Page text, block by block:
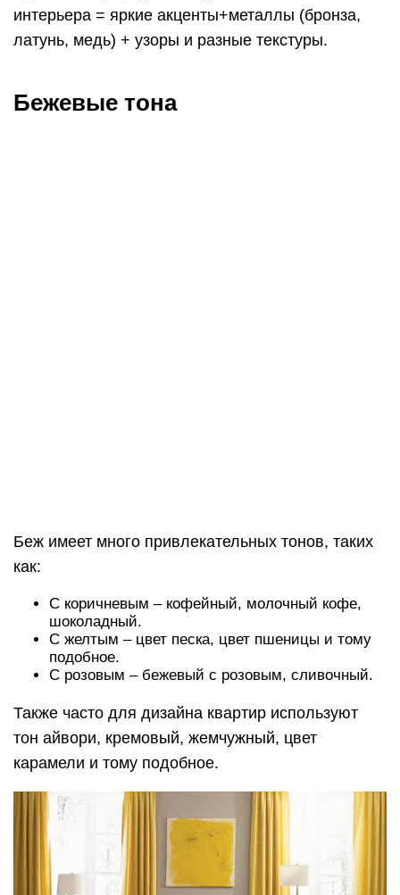
интерьера = яркие акценты+металлы (бронза,
латунь, медь) + узоры и разные текстуры.
Бежевые тона
Беж имеет много привлекательных тонов, таких
как:
С коричневым – кофейный, молочный кофе,
шоколадный.
С желтым – цвет песка, цвет пшеницы и тому
подобное.
С розовым – бежевый с розовым, сливочный.
Также часто для дизайна квартир используют
тон айвори, кремовый, жемчужный, цвет
карамели и тому подобное.